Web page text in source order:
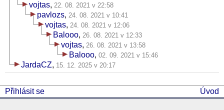
vojtas, 22. 08. 2021 v 22:58
pavlozs, 24. 08. 2021 v 10:41
vojtas, 24. 08. 2021 v 12:06
Balooo, 26. 08. 2021 v 12:33
vojtas, 26. 08. 2021 v 13:58
Balooo, 02. 09. 2021 v 15:46
JardaCZ, 15. 12. 2025 v 20:17
Úvod
Přihlásit se